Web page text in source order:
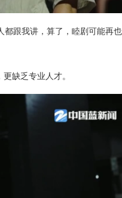
都跟我讲，算了，睦剧可能再
缺乏专业人才。